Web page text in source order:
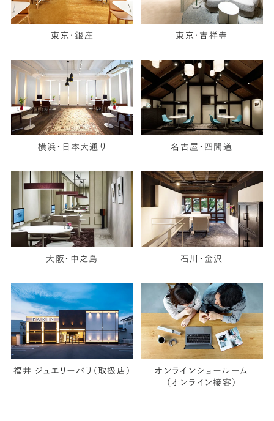
東京・銀座 東京・吉祥寺
横浜・日本大通り 名古屋・四間道
大阪・中之島 石川・金沢
福井 ジュエリーパリ（取扱店）
オンラインショールーム
（オンライン接客）